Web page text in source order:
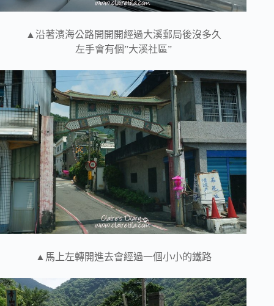
▲沿著濱海公路開開開經過大溪郵局後沒多久
左手會有個”大溪社區”
▲馬上左轉開進去會經過一個小小的鐵路